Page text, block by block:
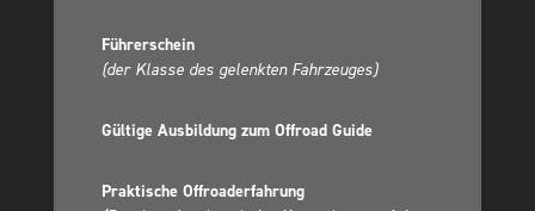
Führerschein
(der Klasse des gelenkten Fahrzeuges)
Gültige Ausbildung zum Offroad Guide
Praktische Offroaderfahrung